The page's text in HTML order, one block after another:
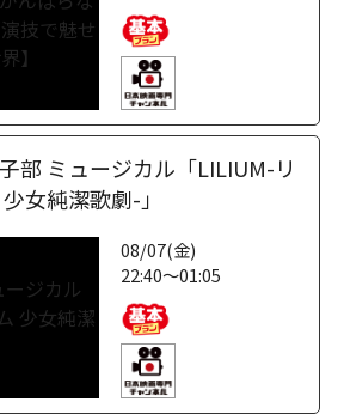
部 ミュージカル「LILIUM-リ
女純潔歌劇-」
08/07(金)
22:40～01:05